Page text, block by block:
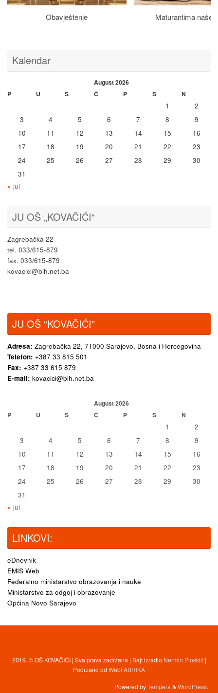
Obavještenje Maturantima naše
Kalendar
August 2026
P
U S Č P S N
1
2
3
4 5 6 7 8
9
10
11 12 13 14 15
16
17
18 19 20 21 22
23
24
25 26 27 28 29
30
31
« jul
JU OŠ „KOVAČIĆI“
Zagrebačka 22
tel. 033/615-879
fax. 033/615-879
kovacici@bih.net.ba
JU OŠ “KOVAČIĆI”
Adresa: Zagrebačka 22, 71000 Sarajevo, Bosna i Hercegovina
Telefon: +387 33 815 501
Fax: +387 33 615 879
E-mail: kovacici@bih.net.ba
August 2026
P
U S Č P S N
1
2
3
4 5 6 7 8
9
10
11 12 13 14 15
16
17
18 19 20 21 22
23
24
25 26 27 28 29
30
31
« jul
LINKOVI:
eDnevnik
EMIS Web
Federalno ministarstvo obrazovanja i nauke
Ministarstvo za odgoj i obrazovanje
Općina Novo Sarajevo
2019. © OŠ KOVAČIĆI | Sva prava zadržana | Sajt izradio Nermin Ploskić|
Podržano od WebFABRIKA
Powered byTempera & WordPress.